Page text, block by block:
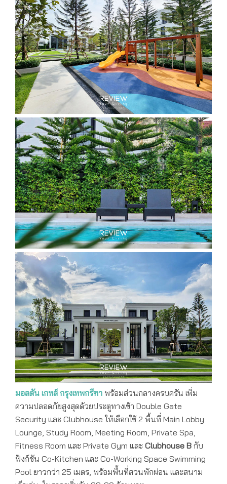
มอลตัน เกทส์ กรุงเทพกรีฑา พร้อมส่วนกลางครบครัน เพิ่ม
ความปลอดภัยสูงสุดด้วยประตูทางเข้า Double Gate
Security และ Clubhouse ให้เลือกใช้ 2 พื้นที่ Main Lobby
Lounge, Study Room, Meeting Room, Private Spa,
Fitness Room และ Private Gym และ Clubhouse B กับ
ฟังก์ชัน Co-Kitchen และ Co-Working Space Swimming
Pool ยาวกว่า 25 เมตร, พร้อมพื้นที่สวนพักผ่อน และสนาม